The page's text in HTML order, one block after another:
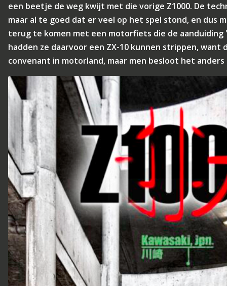
een beetje de weg kwijt met die vorige Z1000. De
maar al te goed dat er veel op het spel stond, en dus
terug te komen met een motorfiets die de aanduiding
hadden ze daarvoor een ZX-10 kunnen strippen,
convenant in motorland, maar men besloot het